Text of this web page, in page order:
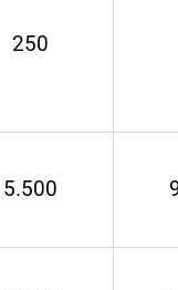
250
5.500